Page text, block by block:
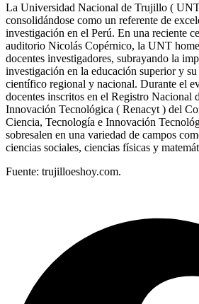
La Universidad Nacional de Trujillo (
consolidándose como un referente de
investigación en el Perú. En una reciente
auditorio Nicolás Copérnico, la UNT
docentes investigadores, subrayando la
investigación en la educación superior y
científico regional y nacional. Durante el
docentes inscritos en el Registro Nacional
Innovación Tecnológica ( Renacyt ) del
Ciencia, Tecnología e Innovación
sobresalen en una variedad de campos
ciencias sociales, ciencias físicas y
Fuente: trujilloeshoy.com.